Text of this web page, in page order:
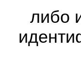
либо